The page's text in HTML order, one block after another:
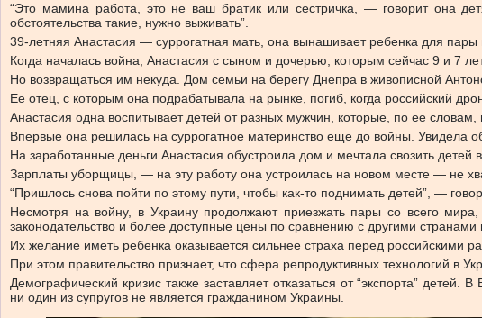
“Это мамина работа, это не ваш братик или сестричка, — говорит она
обстоятельства такие, нужно выживать”.
39-летняя Анастасия — суррогатная мать, она вынашивает ребенка для пары
Когда началась война, Анастасия с сыном и дочерью, которым сейчас 9 и 7
Но возвращаться им некуда. Дом семьи на берегу Днепра в живописной
Ее отец, с которым она подрабатывала на рынке, погиб, когда российский
Анастасия одна воспитывает детей от разных мужчин, которые, по ее словам,
Впервые она решилась на суррогатное материнство еще до войны. Увидела
На заработанные деньги Анастасия обустроила дом и мечтала свозить детей
Зарплаты уборщицы, — на эту работу она устроилась на новом месте — не
“Пришлось снова пойти по этому пути, чтобы как-то поднимать детей”, —
Несмотря на войну, в Украину продолжают приезжать пары со всего
законодательство и более доступные цены по сравнению с другими
Их желание иметь ребенка оказывается сильнее страха перед российскими
При этом правительство признает, что сфера репродуктивных технологий в
Демографический кризис также заставляет отказаться от “экспорта”
ни один из супругов не является гражданином Украины.